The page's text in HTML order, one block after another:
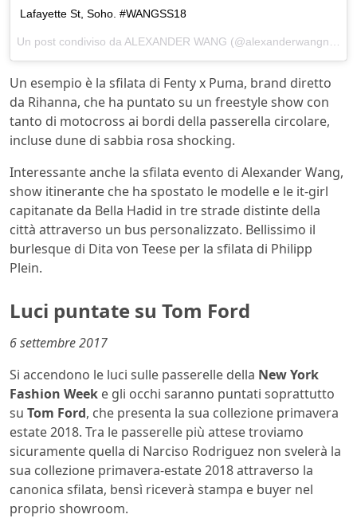
Lafayette St, Soho. #WANGSS18
Un esempio è la sfilata di Fenty x Puma, brand diretto
da Rihanna, che ha puntato su un freestyle show con
tanto di motocross ai bordi della passerella circolare,
incluse dune di sabbia rosa shocking.
Interessante anche la sfilata evento di Alexander Wang,
show itinerante che ha spostato le modelle e le it-girl
capitanate da Bella Hadid in tre strade distinte della
città attraverso un bus personalizzato. Bellissimo il
burlesque di Dita von Teese per la sfilata di Philipp
Plein.
Luci puntate su Tom Ford
6 settembre 2017
Si accendono le luci sulle passerelle della New York
Fashion Week e gli occhi saranno puntati soprattutto
su Tom Ford, che presenta la sua collezione primavera
estate 2018. Tra le passerelle più attese troviamo
sicuramente quella di Narciso Rodriguez non svelerà la
sua collezione primavera-estate 2018 attraverso la
canonica sfilata, bensì riceverà stampa e buyer nel
proprio showroom.